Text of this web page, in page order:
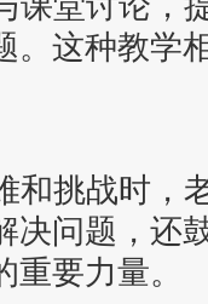
。这种教学
和挑战时，
决问题，还
要力量。